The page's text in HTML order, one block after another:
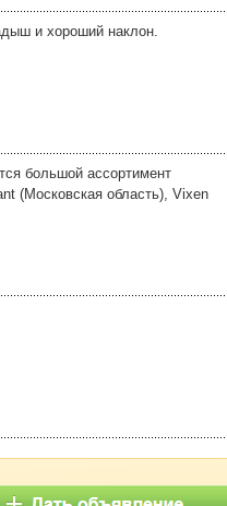
и хороший наклон.
большой ассортимент
(Московская область), Vixen